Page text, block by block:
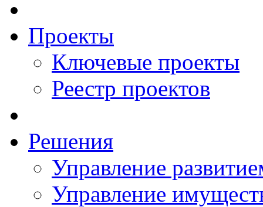
Проекты
Ключевые проекты
Реестр проектов
Решения
Управление
Управление